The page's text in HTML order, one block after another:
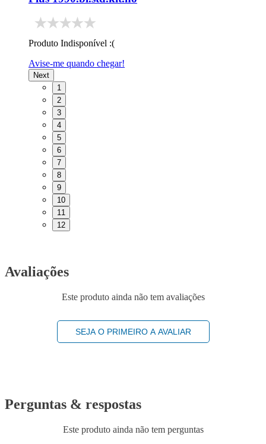
Produto Indisponível :(
Avise-me quando chegar!
Next
1
2
3
4
5
6
7
8
9
10
11
12
Avaliações
Este produto ainda não tem avaliações
SEJA O PRIMEIRO A AVALIAR
Perguntas & respostas
Este produto ainda não tem perguntas